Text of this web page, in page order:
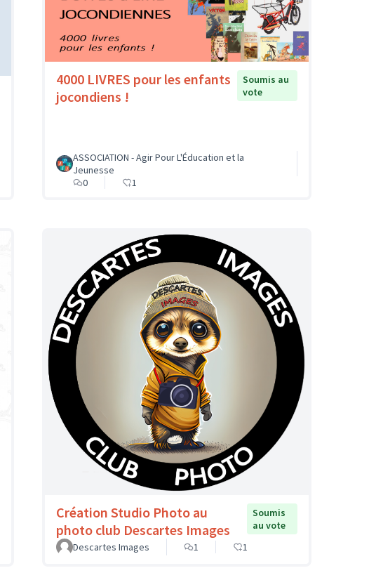
4000 LIVRES pour les enfants
jocondiens !
Soumis au
vote
ASSOCIATION - Agir Pour L'Éducation et la
Jeunesse
0
1
Création Studio Photo au
photo club Descartes Images
Soumis
au vote
Descartes Images
1 1